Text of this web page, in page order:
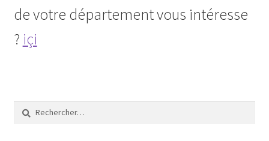
de votre département vous intéresse
? içi
Rechercher :